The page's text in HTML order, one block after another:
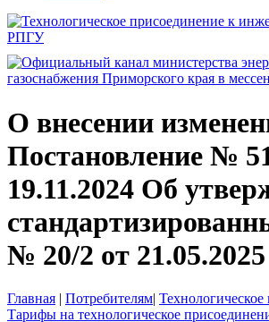
О внесении
Постановление №
19.11.2024 Об
№ 20/2 от 21.05.2025
Главная | Потребителям|
Тарифы на технологическое